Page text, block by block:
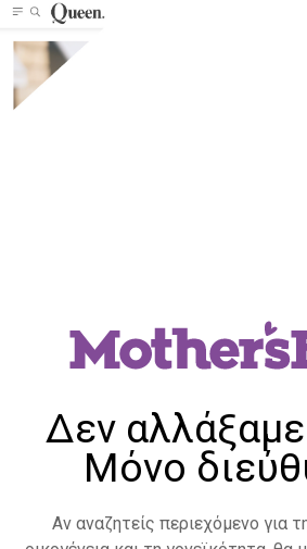
Δεν
Μόνο
Αν αναζητείς περιεχόμενο για